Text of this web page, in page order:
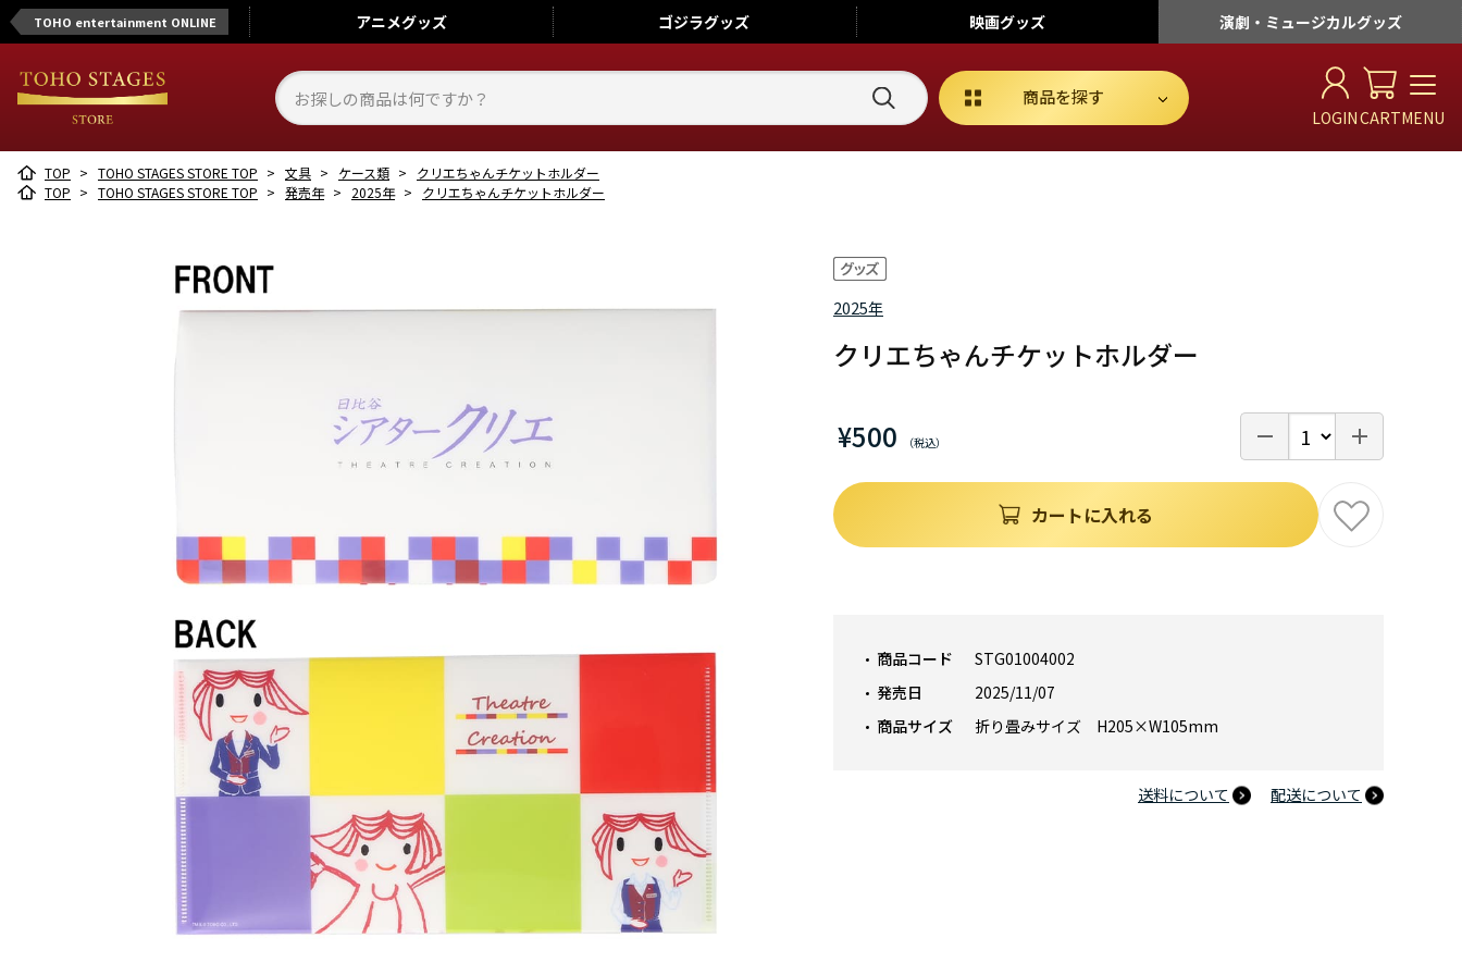
TOHO entertainment ONLINE アニメグッズ ゴジラグッズ 映画グッズ 演劇・ミュージカルグッズ
商品を探す
LOGINCARTMENU
TOP > TOHO STAGES STORE TOP > 文具 > ケース類 >
クリエちゃんチケットホルダー
TOP > TOHO STAGES STORE TOP > 発売年 > 2025年 > クリエちゃんチケットホルダー
2025年
クリエちゃんチケットホルダー
¥500
商品コード
STG01004002
発売日
2025/11/07
商品サイズ
折り畳みサイズ H205×W105mm
送料について 配送について
カートに入れる